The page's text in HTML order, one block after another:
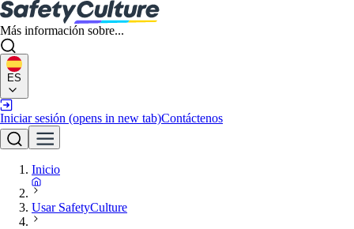
Más información sobre...
ES
Iniciar sesión (opens in new tab)Contáctenos
Inicio
Usar SafetyCulture